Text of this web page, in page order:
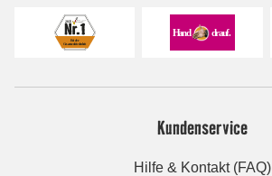
Kundenservice
Hilfe & Kontakt (FAQ)